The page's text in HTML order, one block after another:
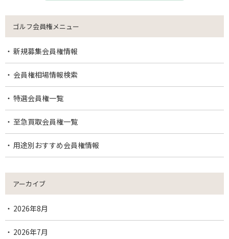
ゴルフ会員権メニュー
新規募集会員権情報
会員権相場情報検索
特選会員権一覧
至急買取会員権一覧
用途別おすすめ会員権情報
アーカイブ
2026年8月
2026年7月